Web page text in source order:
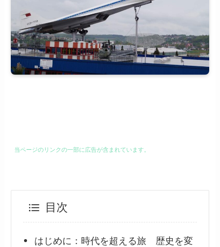
当ページのリンクの一部に広告が含まれています。
目次
はじめに：時代を超える旅 歴史を変